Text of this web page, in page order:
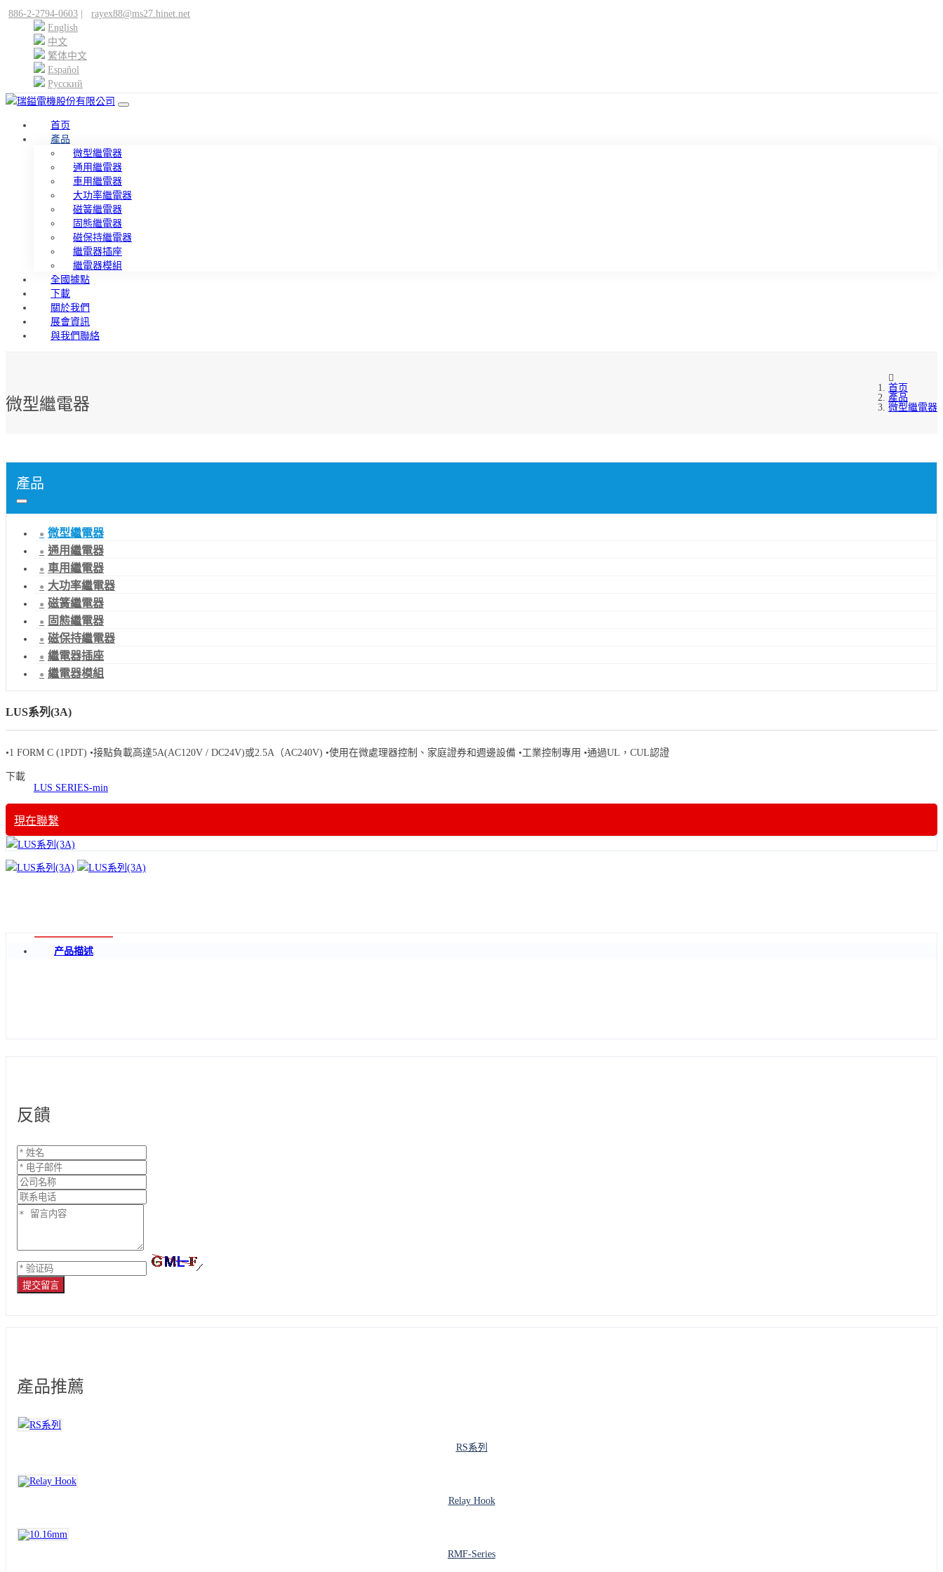
886-2-2794-0603
rayex88@ms27.hinet.net
English
中文
繁体中文
Español
Pусский
首页
產品
微型繼電器
通用繼電器
車用繼電器
大功率繼電器
磁簧繼電器
固態繼電器
磁保持繼電器
繼電器插座
繼電器模組
全國據點
下載
關於我們
展會資訊
與我們聯絡
微型繼電器
首页
產品
微型繼電器
產品
微型繼電器
通用繼電器
車用繼電器
大功率繼電器
磁簧繼電器
固態繼電器
磁保持繼電器
繼電器插座
繼電器模組
LUS系列(3A)
•1 FORM C (1PDT) •接點負載高達5A(AC120V / DC24V)或2.5A（AC240V) •使用在微處理器控制、家庭證券和週邊設備 •工業控制專用 •通過UL，CUL認證
下載
LUS SERIES-min
現在聯繫
产品描述
反饋
提交留言
產品推薦
RS系列
Relay Hook
RMF-Series